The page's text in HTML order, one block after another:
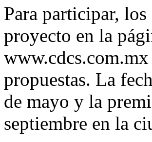
Para participar,
proyecto en la
propuestas. La
de mayo y la
septiembre en la